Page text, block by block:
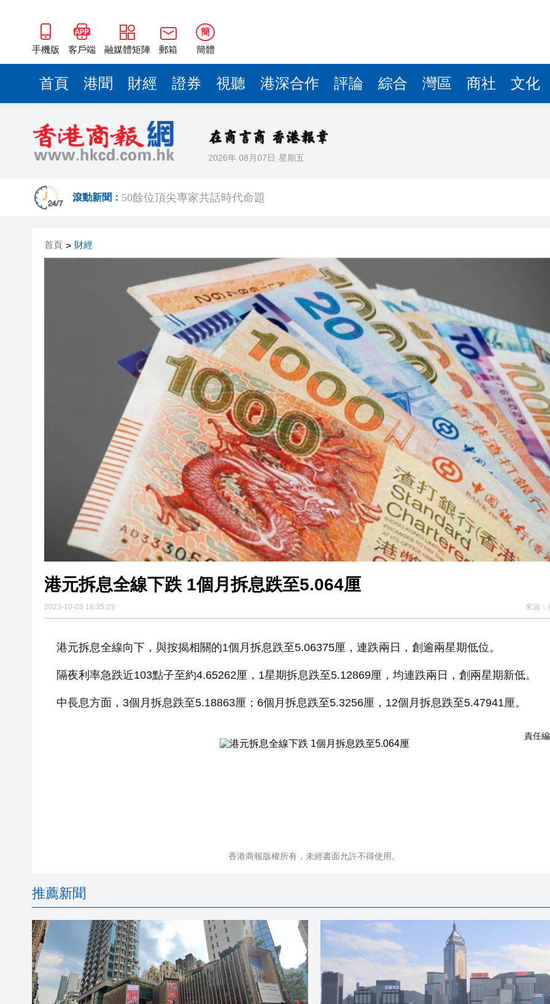
手機版 客戶端 融媒體矩陣 郵箱
簡
簡體
首頁 港聞 財經 證券 視聽 港深合作 評論 綜合 灣區 商社 文化
2026年 08月07日 星期五
滾動新聞：
海南澄邁文儒煥新升級 五組數據見證文儒沉香從傳統邁向現代
梁振英率港區全國政協委員考察團來瓊考察
2025年海南儋州以舊換新帶動消費約18億元
瀋陽鐵西校園閱讀活動解鎖閱讀新玩法
黎智英案｜吳良好：依法公正處理黎智英求情 罪證如山豈能妄想輕判
50餘位頂尖專家共話時代命題
2025年海南儋州以舊換新帶動消費約18億元
山東26戶省屬國企去年合計營收2.58萬億 利潤總額近936億
瀋陽鐵西校園閱讀活動解鎖閱讀新玩法
黎智英案｜吳良好：依法公正處理黎智英求情 罪證如山豈能妄想輕判
騰出更多時間專注做好宏福苑火災獨立委員會工作 李家超暫停3項公職委任
50餘位頂尖專家共話時代命題
海南澄邁文儒煥新升級 五組數據見證文儒沉香從傳統邁向現代
梁振英率港區全國政協委員考察團來瓊考察
2025年海南儋州以舊換新帶動消費約18億元
山東26戶省屬國企去年合計營收2.58萬億 利潤總額近936億
瀋陽鐵西校園閱讀活動解鎖閱讀新玩法
首頁 > 財經
港元拆息全線下跌 1個月拆息跌至5.064厘
2023-10-03 16:35:23 來源：
港元拆息全線向下，與按揭相關的1個月拆息跌至5.06375厘，連跌兩日，創逾兩星期低位。
隔夜利率急跌近103點子至約4.65262厘，1星期拆息跌至5.12869厘，均連跌兩日，創兩星期新低。
中長息方面，3個月拆息跌至5.18863厘；6個月拆息跌至5.3256厘，12個月拆息跌至5.47941厘。
責任
香港商報版權所有，未經書面允許不得使用。
推薦新聞